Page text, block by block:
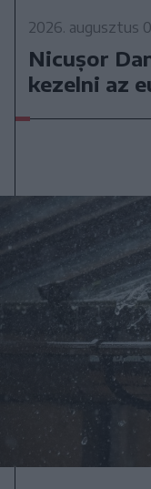
2026. augusztus
Nicușor
kezelni az